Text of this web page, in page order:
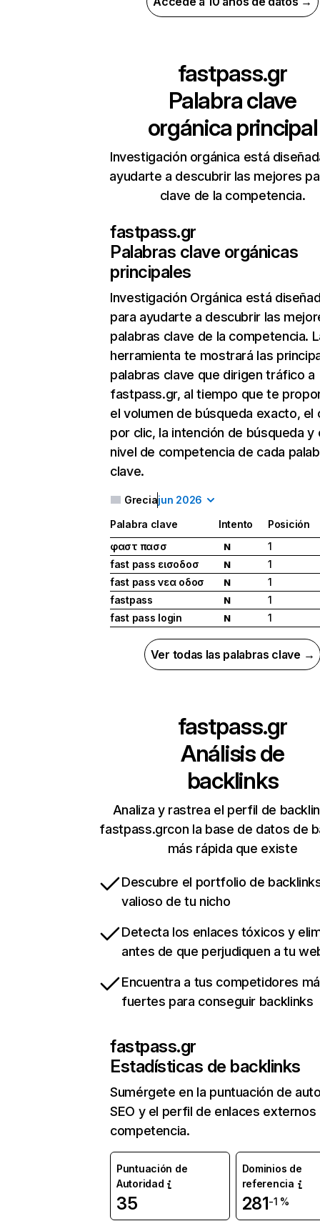
fastpass.gr
Palabra clave
orgánica principal
Investigación orgánica está
ayudarte a descubrir las mejores
clave de la competencia.
fastpass.gr
Palabras clave orgánicas
principales
Investigación Orgánica está
para ayudarte a descubrir las
palabras clave de la competencia.
herramienta te mostrará las
palabras clave que dirigen tráfico a
fastpass.gr, al tiempo que te
el volumen de búsqueda exacto, el
por clic, la intención de búsqueda y
nivel de competencia de cada
clave.
Greciajun 2026
Palabra clave Intento
Posición
φαστ πασσ
N
1
fast pass εισοδοσ
N
1
fast pass νεα οδοσ
N
1
fastpass
N
1
fast pass login
N 1
Ver todas las palabras clave →
fastpass.gr
Análisis de
backlinks
Analiza y rastrea el perfil de
fastpass.grcon la base de datos de
más rápida que existe
Descubre el portfolio de
valioso de tu nicho
Detecta los enlaces tóxicos y
antes de que perjudiquen a tu
Encuentra a tus competidores
fuertes para conseguir backlinks
fastpass.gr
Estadísticas de backlinks
Sumérgete en la puntuación de
SEO y el perfil de enlaces externos
competencia.
Puntuación de
Autoridad
35
Dominios de
referencia
281-1 %